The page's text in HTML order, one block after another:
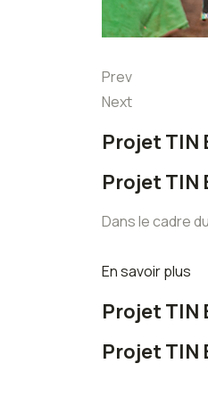
Prev
Next
Projet TIN
Projet TIN
Dans le cadre
En savoir plus
Projet TIN
Projet TIN